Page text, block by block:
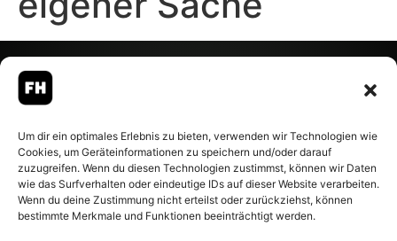
Um dir ein optimales Erlebnis zu bieten, verwenden wir Technologien wie
Cookies, um Geräteinformationen zu speichern und/oder darauf
zuzugreifen. Wenn du diesen Technologien zustimmst, können wir Daten
wie das Surfverhalten oder eindeutige IDs auf dieser Website verarbeiten.
Wenn du deine Zustimmung nicht erteilst oder zurückziehst, können
bestimmte Merkmale und Funktionen beeinträchtigt werden.
– Alle rechte vorbehalten.
Fohlen-Hautnah.de ist ein
offiziell eingetragenes Magazin
bei der Deutschen
Nationalbibliothek (ISSN 1868-